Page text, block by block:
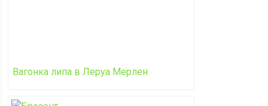
Вагонка липа в Леруа Мерлен